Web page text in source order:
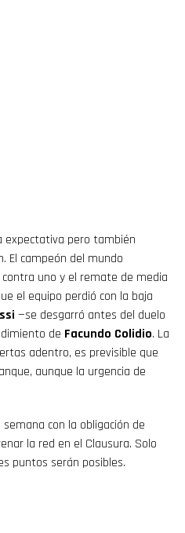
expectativa pero también
El campeón del mundo
uno y el remate de media
el equipo perdió con la baja
—se desgarró antes del duelo
de Facundo Colidio. La
adentro, es previsible que
aunque la urgencia de
con la obligación de
la red en el Clausura. Solo
puntos serán posibles.